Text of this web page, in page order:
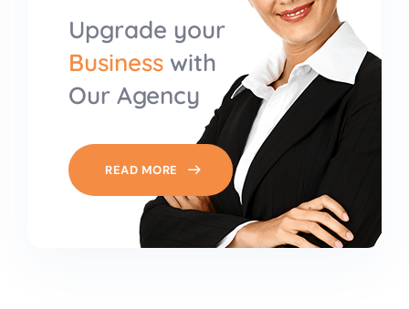
Upgrade your
Business with
Our Agency
READ MORE